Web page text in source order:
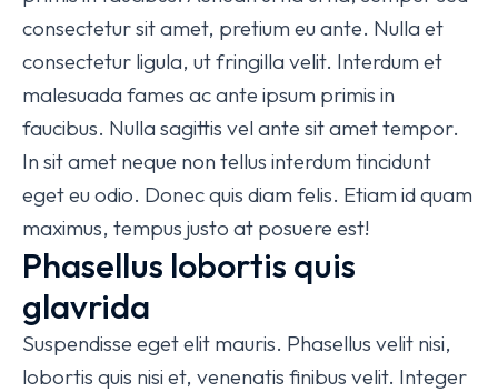
consectetur sit amet, pretium eu ante. Nulla et
consectetur ligula, ut fringilla velit. Interdum et
malesuada fames ac ante ipsum primis in
faucibus. Nulla sagittis vel ante sit amet tempor.
In sit amet neque non tellus interdum tincidunt
eget eu odio. Donec quis diam felis. Etiam id quam
maximus, tempus justo at posuere est!
Phasellus lobortis quis
glavrida
Suspendisse eget elit mauris. Phasellus velit nisi,
lobortis quis nisi et, venenatis finibus velit. Integer